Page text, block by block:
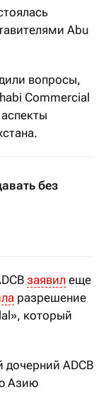
Abu
вопросы,
Commercial
без
заявил еще
разрешение
который
ADCB
Азию